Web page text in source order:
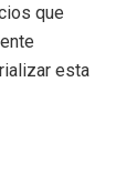
que
esta